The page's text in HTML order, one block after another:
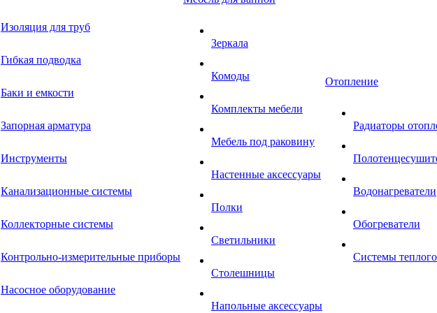
Изоляция для труб
Гибкая подводка
Баки и емкости
Запорная арматура
Инструменты
Канализационные системы
Коллекторные системы
Контрольно-измерительные приборы
Насосное оборудование
Зеркала
Комоды
Комплекты мебели
Мебель под раковину
Настенные аксессуары
Полки
Светильники
Столешницы
Напольные аксессуары
Отопление
Радиаторы
Водонагреватели
Обогреватели
Системы